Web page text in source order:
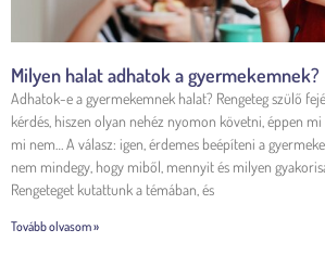
Milyen halat adhatok a gyermekemnek?
Adhatok-e a gyermekemnek halat? Rengeteg szülő
kérdés, hiszen olyan nehéz nyomon követni, éppen mi
mi nem… A válasz: igen, érdemes beépíteni a
nem mindegy, hogy miből, mennyit és milyen
Rengeteget kutattunk a témában, és
Tovább olvasom »